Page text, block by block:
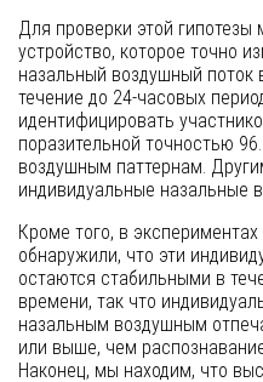
Для проверки этой
устройство, которое точно
назальный воздушный поток
течение до 24-часовых
идентифицировать
поразительной точностью
воздушным паттернам.
индивидуальные назальные
Кроме того, в
обнаружили, что эти
остаются стабильными в
времени, так что
назальным воздушным
или выше, чем
Наконец, мы находим, что